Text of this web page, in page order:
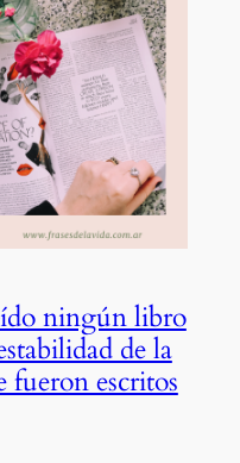
ningún libro
de la
escritos